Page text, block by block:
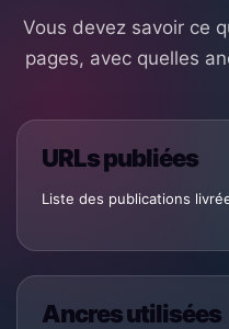
Vous devez savoir ce
pages, avec quelles
URLs publiées
Liste des publications
Ancres utilisées